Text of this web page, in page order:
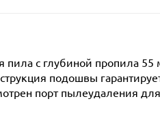
пила с глубиной пропила
подошвы
порт пылеудаления